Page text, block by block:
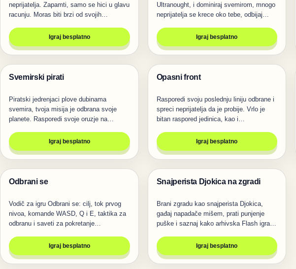
neprijatelja. Zapamti, samo se hici u glavu
racunju. Moras biti brzi od svojih…
Igraj besplatno
Ultranought, i dominiraj svemirom, mnogo
neprijatelja se krece oko tebe, odbijaj
Igraj besplatno
Pucanje
Svemirski pirati
Piratski jedrenjaci plove dubinama
svemira, tvoja misija je odbrana svoje
planete. Rasporedi svoje oruzje na
Igraj besplatno
Pucanje
Opasni front
Rasporedi svoju poslednju liniju odbrane i
spreci neprijatelja da je probije. Vrlo je
bitan raspored jedinica, kao i…
Igraj besplatno
Pucanje
Odbrani se
Vodič za igru Odbrani se: cilj, tok prvog
nivoa, komande WASD, Q i E, taktika za
odbranu i saveti za pokretanje…
Igraj besplatno
Pucanje
Snajperista Djokica na zgradi
Brani zgradu kao snajperista Djokica,
gađaj napadače mišem, prati punjenje
puške i saznaj kako arhivska Flash igra…
Igraj besplatno